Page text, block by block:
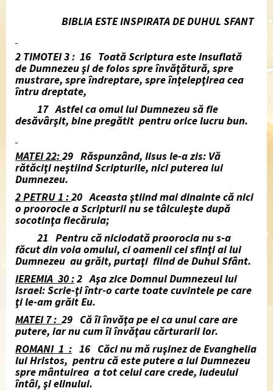
BIBLIA ESTE INSPIRATA DE DUHUL SFANT
2 TIMOTEI 3 : 16 Toată Scriptura este insuflată
de Dumnezeu şi de folos spre învăţătură, spre
mustrare, spre îndreptare, spre înţelepţirea cea
întru dreptate,
17 Astfel ca omul lui Dumnezeu să fie
desăvârşit, bine pregătit pentru orice lucru bun.
MATEI 22:29 Răspunzând, Iisus le-a zis: Vă
rătăciţi neştiind Scripturile, nici puterea lui
Dumnezeu.
2 PETRU 1 :20 Aceasta ştiind mai dinainte că nici
o proorocie a Scripturii nu se tâlcuieşte după
socotinţa fiecăruia;
21 Pentru că niciodată proorocia nu s-a
făcut din voia omului, ci oamenii cei sfinţi ai lui
Dumnezeu au grăit, purtaţi fiind de Duhul Sfânt.
IEREMIA 30 :2 Aşa zice Domnul Dumnezeul lui
Israel: Scrie-ţi într-o carte toate cuvintele pe care
ţi le-am grăit Eu.
MATEI 7 :29 Că îi învăţa pe ei ca unul care are
putere, iar nu cum îi învăţau cărturarii lor.
ROMANI 1 : 16 Căci nu mă ruşinez de Evanghelia
lui Hristos, pentru că este putere a lui Dumnezeu
spre mântuirea a tot celui care crede, iudeului
întâi, şi elinului.